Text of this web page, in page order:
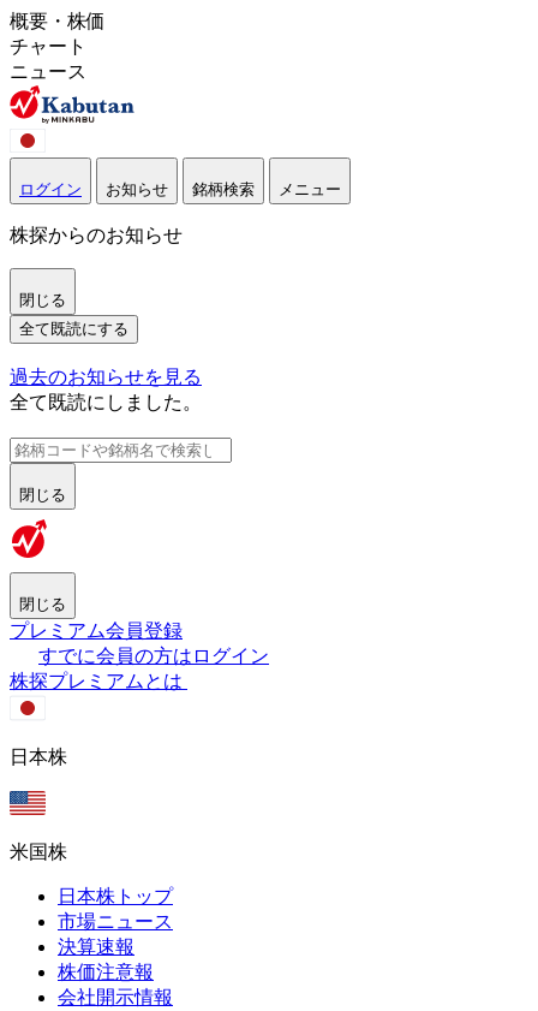
概要・株価
チャート
ニュース
ログイン お知らせ 銘柄検索 メニュー
株探からのお知らせ
閉じる
全て既読にする
過去のお知らせを見る
全て既読にしました。
閉じる
閉じる
プレミアム会員登録
すでに会員の方はログイン
株探プレミアムとは
日本株
米国株
日本株トップ
市場ニュース
決算速報
株価注意報
会社開示情報